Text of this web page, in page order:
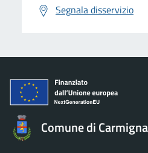
Segnala disservizio
Comune di